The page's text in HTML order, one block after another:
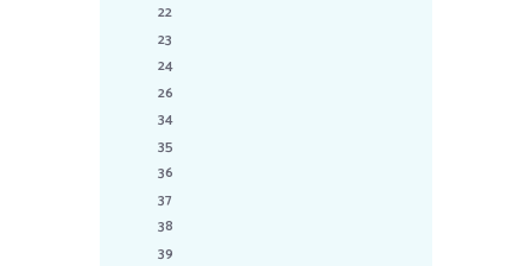
22
23
24
26
34
35
36
37
38
39